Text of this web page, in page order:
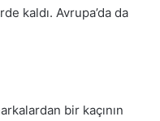
kaldı. Avrupa’da da
bir kaçının